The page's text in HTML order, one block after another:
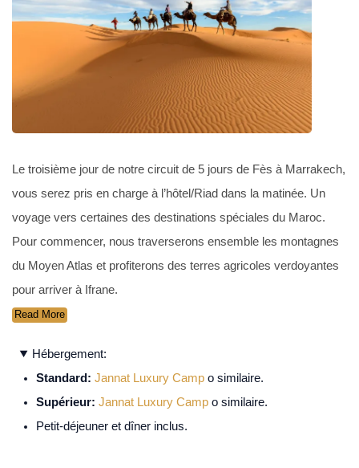
Le troisième jour de notre circuit de 5 jours de Fès à Marrakech,
vous serez pris en charge à l’hôtel/Riad dans la matinée. Un
voyage vers certaines des destinations spéciales du Maroc.
Pour commencer, nous traverserons ensemble les montagnes
du Moyen Atlas et profiterons des terres agricoles verdoyantes
pour arriver à Ifrane.
Read More
Hébergement:
Standard: Jannat Luxury Campo similaire.
Supérieur: Jannat Luxury Campo similaire.
Petit-déjeuner et dîner inclus.